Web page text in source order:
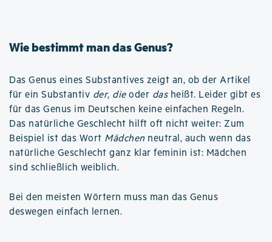
Wie bestimmt man das Genus?
Das Genus eines Substantives zeigt an, ob der Artikel
für ein Substantiv der, dieoder dasheißt. Leider gibt es
für das Genus im Deutschen keine einfachen Regeln.
Das natürliche Geschlecht hilft oft nicht weiter: Zum
Beispiel ist das Wort Mädchen neutral, auch wenn das
natürliche Geschlecht ganz klar feminin ist: Mädchen
sind schließlich weiblich.
Bei den meisten Wörtern muss man das Genus
deswegen einfach lernen.